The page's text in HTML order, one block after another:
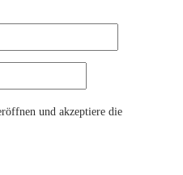
und akzeptiere die